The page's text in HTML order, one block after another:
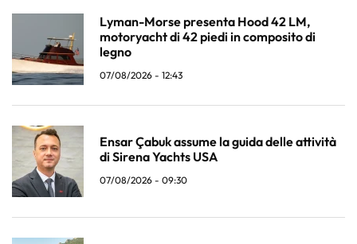
Lyman-Morse presenta Hood 42 LM,
motoryacht di 42 piedi in composito di
legno
07/08/2026 - 12:43
Ensar Çabuk assume la guida delle attività
di Sirena Yachts USA
07/08/2026 - 09:30